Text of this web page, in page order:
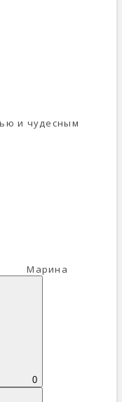
и чудесным
Марина
0